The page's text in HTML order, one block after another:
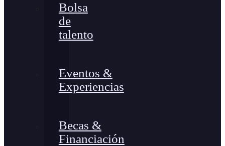
Bolsa
de
talento
Eventos &
Experiencias
Becas &
Financiación